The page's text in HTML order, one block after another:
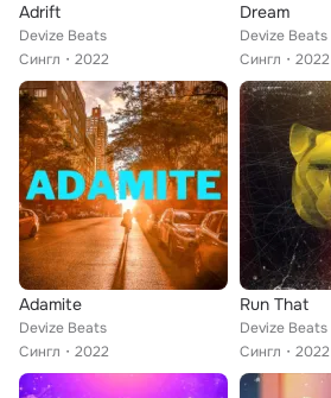
Adrift
Devize Beats
Сингл
2022
Dream
Devize Beats
Сингл
2022
Adamite
Devize Beats
Сингл
2022
Run That
Devize Beats
Сингл
2022